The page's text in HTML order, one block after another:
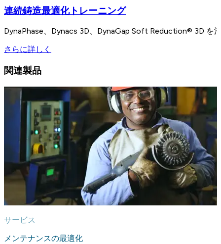
連続鋳造最適化トレーニング
DynaPhase、Dynacs 3D、DynaGap Soft Reduction® 3D を
さらに詳しく
関連製品
サービス
メンテナンスの最適化